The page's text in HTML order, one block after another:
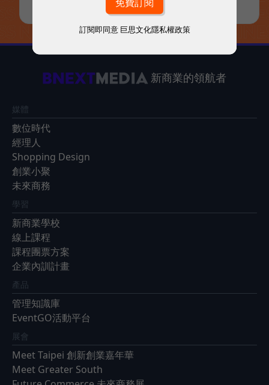
立即訂閱 >>
新商業的領航者
媒體
數位時代
經理人
Shopping Design
創業小聚
未來商務
學習
新商業學校
線上課程
課程團票方案
企業內訓計畫
產品
管理知識庫
EventGO活動平台
展會
Meet Taipei 創新創業嘉年華
Meet Greater South
訂閱即同意 巨思文化隱私權政策